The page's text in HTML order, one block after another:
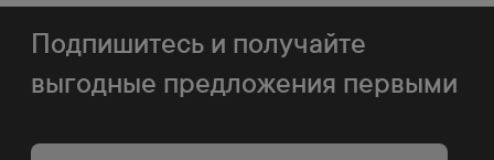
Подпишитесь и получайте
выгодные предложения первыми